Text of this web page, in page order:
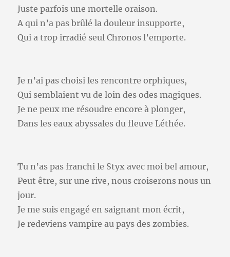
Juste parfois une mortelle oraison.
A qui n’a pas brûlé la douleur insupporte,
Qui a trop irradié seul Chronos l’emporte.
Je n’ai pas choisi les rencontre orphiques,
Qui semblaient vu de loin des odes magiques.
Je ne peux me résoudre encore à plonger,
Dans les eaux abyssales du fleuve Léthée.
Tu n’as pas franchi le Styx avec moi bel amour,
Peut être, sur une rive, nous croiserons nous un
jour.
Je me suis engagé en saignant mon écrit,
Je redeviens vampire au pays des zombies.